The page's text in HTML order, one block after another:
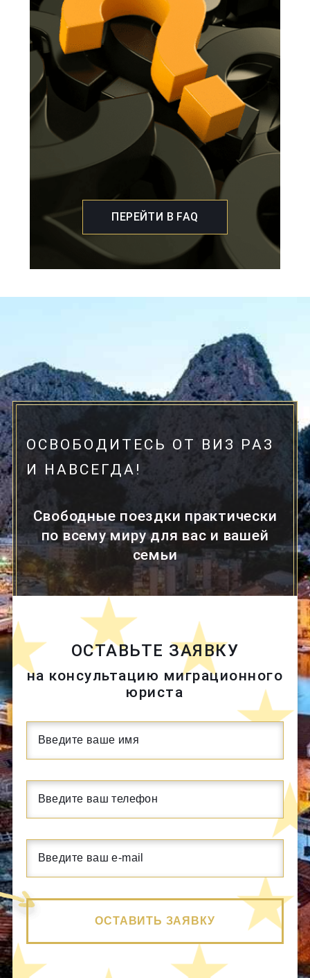
ПЕРЕЙТИ В FAQ
ОСВОБОДИТЕСЬ ОТ ВИЗ РАЗ
И НАВСЕГДА!
Свободные поездки практически
по всему миру для вас и вашей
семьи
ОСТАВЬТЕ ЗАЯВКУ
на консультацию миграционного
юриста
ОСТАВИТЬ ЗАЯВКУ